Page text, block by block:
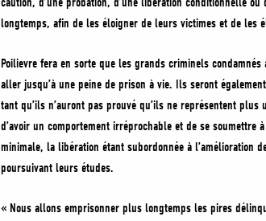
longtemps, afin de les éloigner de leurs victimes et de les
Poilievre fera en sorte que les grands criminels
aller jusqu’à une peine de prison à vie. Ils seront
tant qu’ils n’auront pas prouvé qu’ils ne représentent
d’avoir un comportement irréprochable et de se soumettre
minimale, la libération étant subordonnée à l’amélioration
poursuivant leurs études.
« Nous allons emprisonner plus longtemps les pires